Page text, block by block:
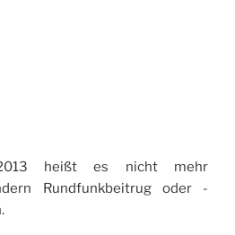
2013 heißt es nicht mehr
Rundfunkbeitrug oder -